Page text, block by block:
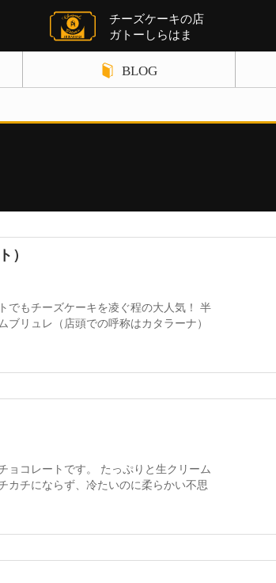
チーズケーキの店
ガトーしらはま
BLOG
クッキー関連の記事
）
でもチーズケーキを凌ぐ程の大人気！ 半
リュレ（店頭での呼称はカタラーナ）
ョコレートです。 たっぷりと生クリーム
カチにならず、冷たいのに柔らかい不思